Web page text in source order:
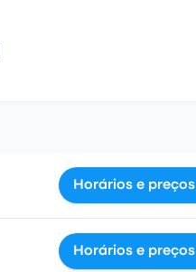
Horários e preços
Horários e preços